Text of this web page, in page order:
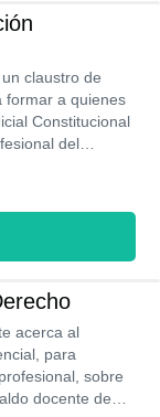
claustro de
formar a quienes
Constitucional
del
que el
que solo podrá
acerca al
para
sobre
docente de